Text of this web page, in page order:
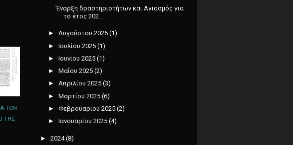
ΤΟΝ
ΤΗΣ
Έναρξη δραστηριοτήτων και Αγιασμός για
το έτος 202...
► Αυγούστου 2025 (1)
► Ιουλίου 2025 (1)
► Ιουνίου 2025 (1)
► Μαΐου 2025 (2)
► Απριλίου 2025 (3)
► Μαρτίου 2025 (6)
► Φεβρουαρίου 2025 (2)
► Ιανουαρίου 2025 (4)
► 2024(8)